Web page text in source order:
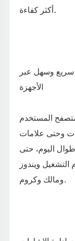
أكثر كفاءة.
وسهل عبر
الأجهزة
المستخدم
وحتى علامات
طوال اليوم، حتى
التشغيل ويندوز
ومالك وكروم.